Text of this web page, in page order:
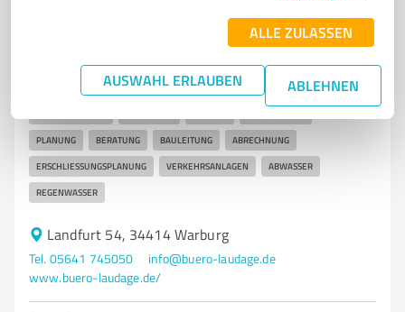
ALLE ZULASSEN
AUSWAHL ERLAUBEN ABLEHNEN
Ingenieurdienstleistungen im Tief- und Straßenbau in
PLANUNG BERATUNG BAULEITUNG ABRECHNUNG
ERSCHLIESSUNGSPLANUNG VERKEHRSANLAGEN ABWASSER
REGENWASSER
Landfurt 54, 34414 Warburg
Tel. 05641 745050
info@buero-laudage.de
www.buero-laudage.de/